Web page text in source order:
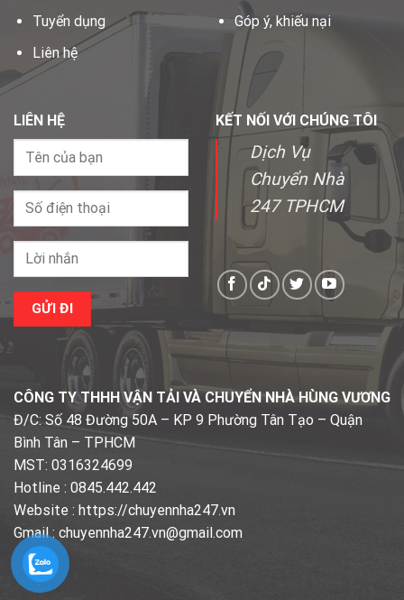
Tuyển dụng
Liên hệ
Góp ý, khiếu nại
LIÊN HỆ KẾT NỐI VỚI CHÚNG TÔI
Dịch Vụ
Chuyển Nhà
247 TPHCM
CÔNG TY THHH VẬN TẢI VÀ CHUYỂN NHÀ HÙNG VƯƠNG
Đ/C: Số 48 Đường 50A – KP 9 Phường Tân Tạo – Quận
Bình Tân – TPHCM
MST: 0316324699
Hotline : 0845.442.442
Website : https://chuyennha247.vn
Gmail : chuyennha247.vn@gmail.com